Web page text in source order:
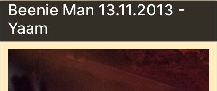
Beenie Man 13.11.2013 -
Yaam